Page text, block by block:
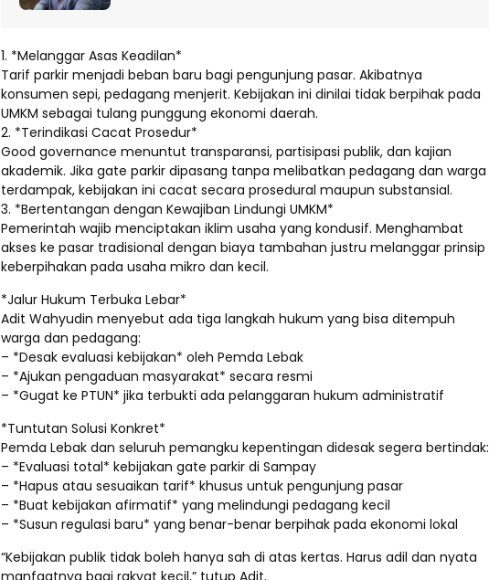
1. *Melanggar Asas Keadilan*
Tarif parkir menjadi beban baru bagi pengunjung pasar. Akibatnya
konsumen sepi, pedagang menjerit. Kebijakan ini dinilai tidak berpihak pada
UMKM sebagai tulang punggung ekonomi daerah.
2. *Terindikasi Cacat Prosedur*
Good governance menuntut transparansi, partisipasi publik, dan kajian
akademik. Jika gate parkir dipasang tanpa melibatkan pedagang dan warga
terdampak, kebijakan ini cacat secara prosedural maupun substansial.
3. *Bertentangan dengan Kewajiban Lindungi UMKM*
Pemerintah wajib menciptakan iklim usaha yang kondusif. Menghambat
akses ke pasar tradisional dengan biaya tambahan justru melanggar prinsip
keberpihakan pada usaha mikro dan kecil.
*Jalur Hukum Terbuka Lebar*
Adit Wahyudin menyebut ada tiga langkah hukum yang bisa ditempuh
warga dan pedagang:
– *Desak evaluasi kebijakan* oleh Pemda Lebak
– *Ajukan pengaduan masyarakat* secara resmi
– *Gugat ke PTUN* jika terbukti ada pelanggaran hukum administratif
*Tuntutan Solusi Konkret*
Pemda Lebak dan seluruh pemangku kepentingan didesak segera bertindak:
– *Evaluasi total* kebijakan gate parkir di Sampay
– *Hapus atau sesuaikan tarif* khusus untuk pengunjung pasar
– *Buat kebijakan afirmatif* yang melindungi pedagang kecil
– *Susun regulasi baru* yang benar-benar berpihak pada ekonomi lokal
“Kebijakan publik tidak boleh hanya sah di atas kertas. Harus adil dan nyata